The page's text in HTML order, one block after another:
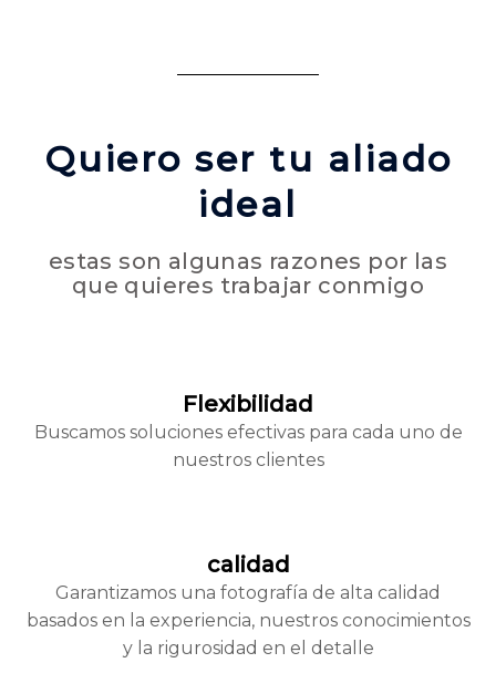
Quiero ser tu aliado
ideal
estas son algunas razones por las
que quieres trabajar conmigo
Flexibilidad
Buscamos soluciones efectivas para cada uno de
nuestros clientes
calidad
Garantizamos una fotografía de alta calidad
basados en la experiencia, nuestros conocimientos
y la rigurosidad en el detalle